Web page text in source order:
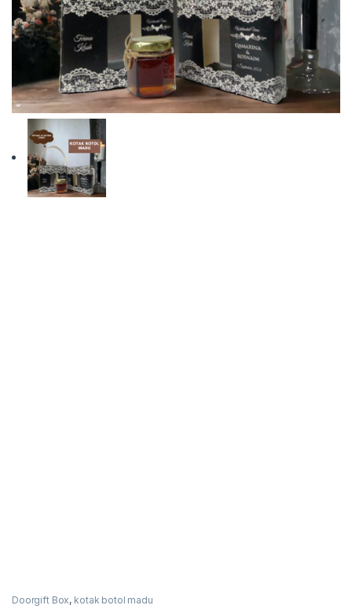
Doorgift Box, kotak botol madu